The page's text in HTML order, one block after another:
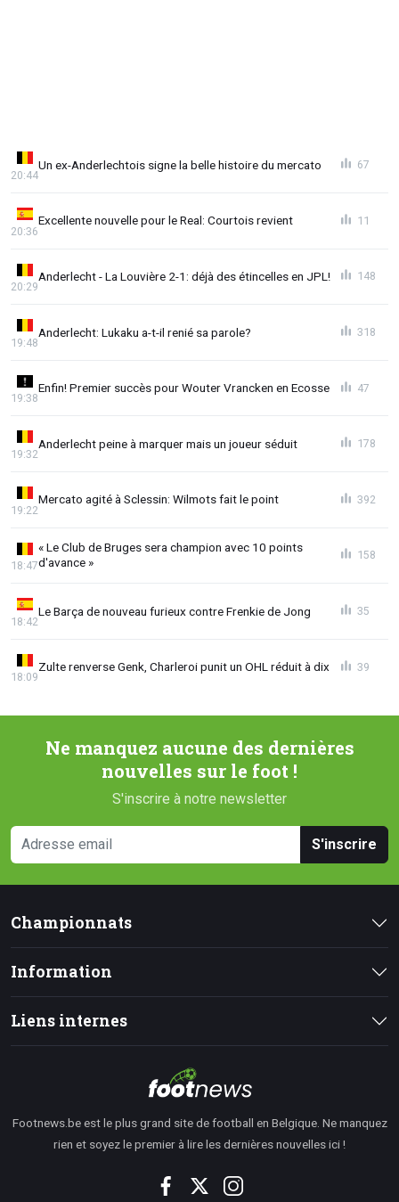
Un ex-Anderlechtois signe la belle histoire du mercato
20:44
67
Excellente nouvelle pour le Real: Courtois revient
20:36
11
Anderlecht - La Louvière 2-1: déjà des étincelles en JPL!
20:29
148
Anderlecht: Lukaku a-t-il renié sa parole?
19:48
318
Enfin! Premier succès pour Wouter Vrancken en Ecosse
19:38
47
Anderlecht peine à marquer mais un joueur séduit
19:32
178
Mercato agité à Sclessin: Wilmots fait le point
19:22
392
« Le Club de Bruges sera champion avec 10 points
d'avance »
18:47
158
Le Barça de nouveau furieux contre Frenkie de Jong
18:42
35
Zulte renverse Genk, Charleroi punit un OHL réduit à dix
18:09
39
Ne manquez aucune des dernières
nouvelles sur le foot !
S'inscrire à notre newsletter
S'inscrire
Championnats
Information
Liens internes
Footnews.be est le plus grand site de football en Belgique. Ne manquez
rien et soyez le premier à lire les dernières nouvelles ici !